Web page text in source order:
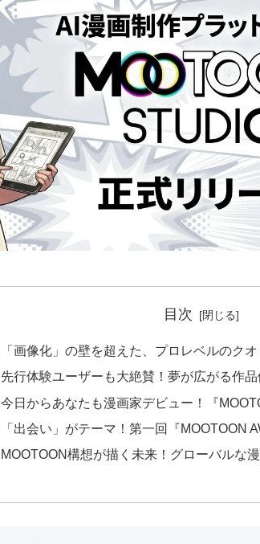
目次
「画像化」の壁を超えた、プロレベルのク
先行体験ユーザーも大絶賛！夢が広がる作品
今日からあなたも漫画家デビュー！『
「出会い」がテーマ！第一回『MOOTOON
MOOTOON構想が描く未来！グローバルな